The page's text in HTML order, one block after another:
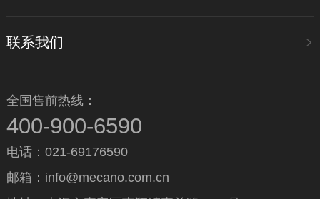
联系我们
全国售前热线：
400-900-6590
电话：021-69176590
邮箱：info@mecano.com.cn